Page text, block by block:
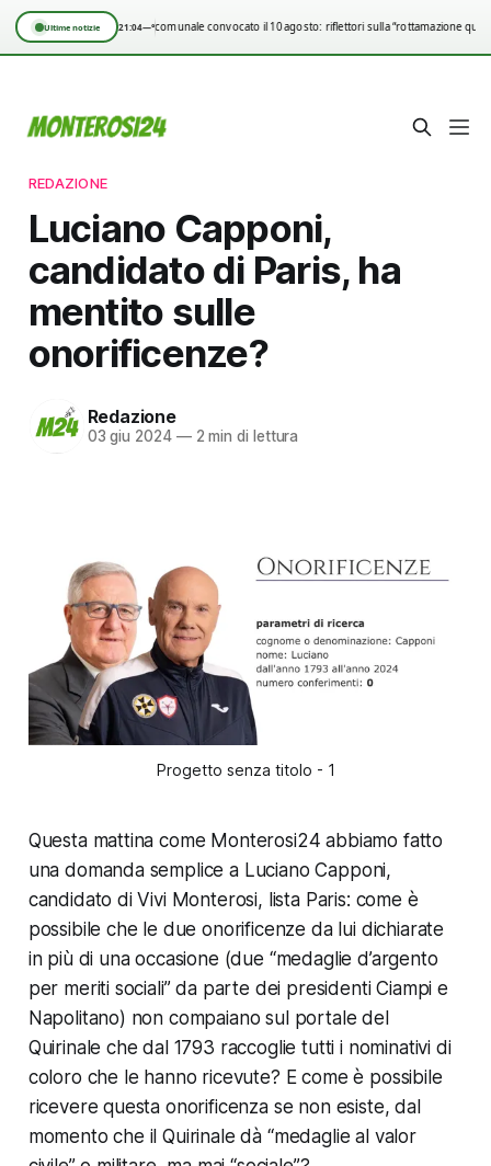
Ultime notizie 21:04—°
Consiglio comunale convocato il 10 agosto: riflettori sulla “rottamazione
REDAZIONE
Luciano Capponi,
candidato di Paris, ha
mentito sulle
onorificenze?
Redazione
03 giu 2024 —2 min di lettura
Progetto senza titolo - 1
Questa mattina come Monterosi24 abbiamo fatto
una domanda semplice a Luciano Capponi,
candidato di Vivi Monterosi, lista Paris: come è
possibile che le due onorificenze da lui dichiarate
in più di una occasione (due “medaglie d’argento
per meriti sociali” da parte dei presidenti Ciampi e
Napolitano) non compaiano sul portale del
Quirinale che dal 1793 raccoglie tutti i nominativi di
coloro che le hanno ricevute? E come è possibile
ricevere questa onorificenza se non esiste, dal
momento che il Quirinale dà “medaglie al valor